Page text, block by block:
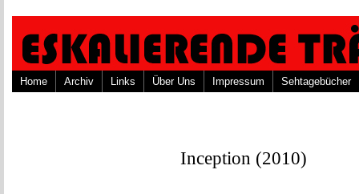
Home Archiv Links Über Uns Impressum Sehtagebücher
Inception (2010)